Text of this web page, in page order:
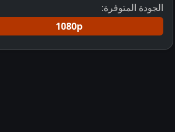
الجودة المتوفرة:
1080p